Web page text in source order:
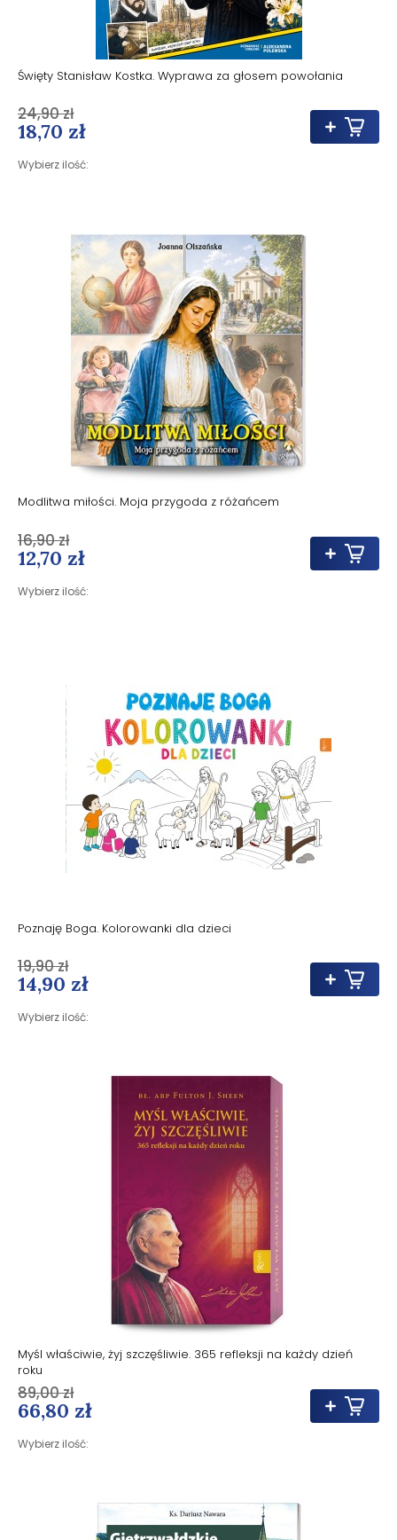
Święty Stanisław Kostka. Wyprawa za głosem powołania
18,70 zł
Wybierz ilość:
24,90 zł
Modlitwa miłości. Moja przygoda z różańcem
12,70 zł
Wybierz ilość:
16,90 zł
Poznaję Boga. Kolorowanki dla dzieci
14,90 zł
Wybierz ilość:
19,90 zł
Myśl właściwie, żyj szczęśliwie. 365 refleksji na każdy dzień
roku
66,80 zł
Wybierz ilość:
89,00 zł